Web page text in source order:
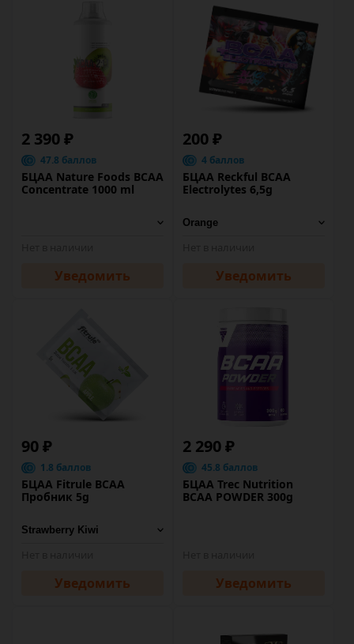
2 390 ₽
47.8 баллов
БЦАА Nature Foods BCAA
Concentrate 1000 ml
Уведомить
200 ₽
4 баллов
БЦАА Reckful BCAA
Eleсtrolytes 6,5g
Уведомить
90 ₽
1.8 баллов
БЦАА Fitrule BCAA
Пробник 5g
Уведомить
2 290 ₽
45.8 баллов
БЦАА Trec Nutrition
BCAA POWDER 300g
Уведомить